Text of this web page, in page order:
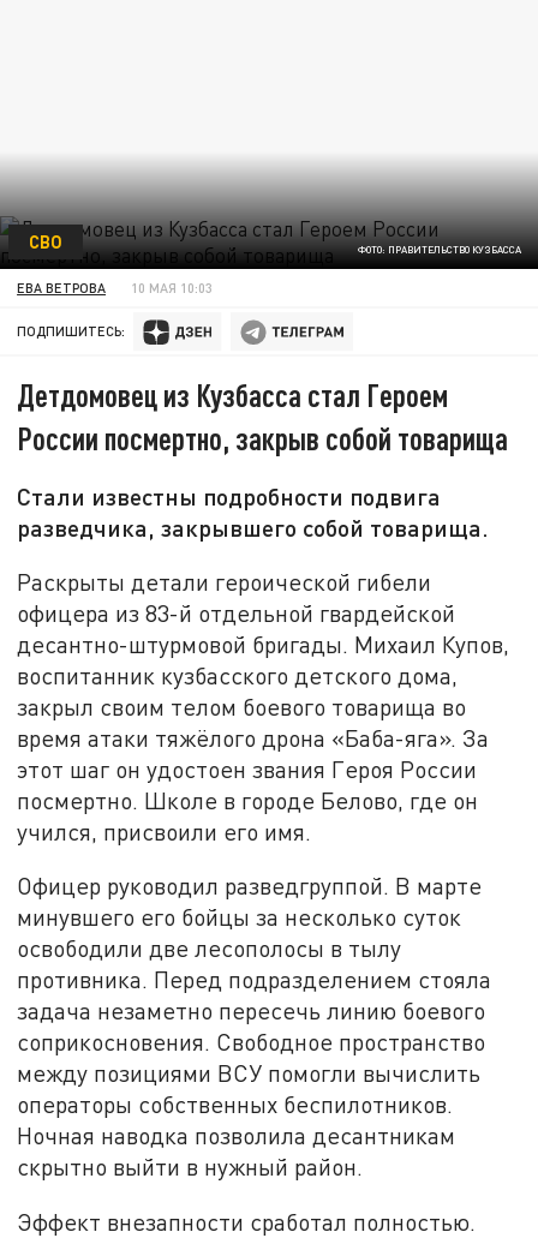
ФОТО: ПРАВИТЕЛЬСТВО КУЗБАССА
СВО
ЕВА ВЕТРОВА 10 МАЯ 10:03
ПОДПИШИТЕСЬ:
Детдомовец из Кузбасса стал Героем
России посмертно, закрыв собой товарища
Стали известны подробности подвига
разведчика, закрывшего собой товарища.
Раскрыты детали героической гибели
офицера из 83-й отдельной гвардейской
десантно-штурмовой бригады. Михаил Купов,
воспитанник кузбасского детского дома,
закрыл своим телом боевого товарища во
время атаки тяжёлого дрона «Баба-яга». За
этот шаг он удостоен звания Героя России
посмертно. Школе в городе Белово, где он
учился, присвоили его имя.
Офицер руководил разведгруппой. В марте
минувшего его бойцы за несколько суток
освободили две лесополосы в тылу
противника. Перед подразделением стояла
задача незаметно пересечь линию боевого
соприкосновения. Свободное пространство
между позициями ВСУ помогли вычислить
операторы собственных беспилотников.
Ночная наводка позволила десантникам
скрытно выйти в нужный район.
Эффект внезапности сработал полностью.